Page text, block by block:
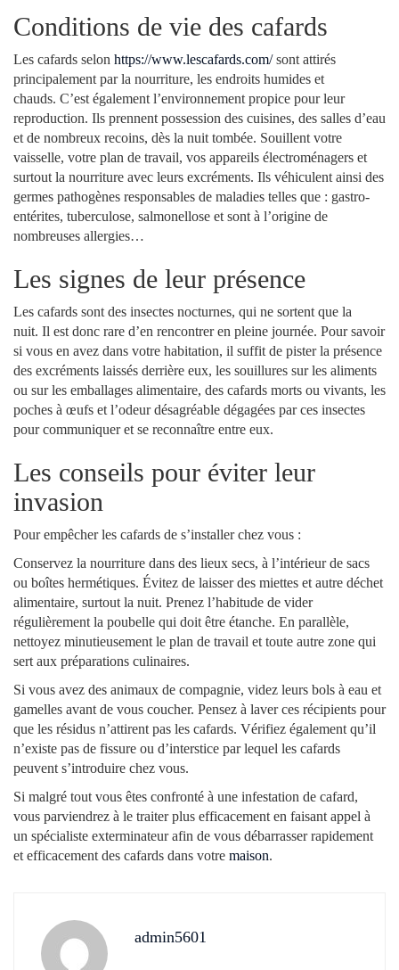
Conditions de vie des cafards
Les cafards selon https://www.lescafards.com/sont attirés
principalement par la nourriture, les endroits humides et
chauds. C’est également l’environnement propice pour leur
reproduction. Ils prennent possession des cuisines, des salles d’eau
et de nombreux recoins, dès la nuit tombée. Souillent votre
vaisselle, votre plan de travail, vos appareils électroménagers et
surtout la nourriture avec leurs excréments. Ils véhiculent ainsi des
germes pathogènes responsables de maladies telles que : gastro-
entérites, tuberculose, salmonellose et sont à l’origine de
nombreuses allergies…
Les signes de leur présence
Les cafards sont des insectes nocturnes, qui ne sortent que la
nuit. Il est donc rare d’en rencontrer en pleine journée. Pour savoir
si vous en avez dans votre habitation, il suffit de pister la présence
des excréments laissés derrière eux, les souillures sur les aliments
ou sur les emballages alimentaire, des cafards morts ou vivants, les
poches à œufs et l’odeur désagréable dégagées par ces insectes
pour communiquer et se reconnaître entre eux.
Les conseils pour éviter leur
invasion
Pour empêcher les cafards de s’installer chez vous :
Conservez la nourriture dans des lieux secs, à l’intérieur de sacs
ou boîtes hermétiques. Évitez de laisser des miettes et autre déchet
alimentaire, surtout la nuit. Prenez l’habitude de vider
régulièrement la poubelle qui doit être étanche. En parallèle,
nettoyez minutieusement le plan de travail et toute autre zone qui
sert aux préparations culinaires.
Si vous avez des animaux de compagnie, videz leurs bols à eau et
gamelles avant de vous coucher. Pensez à laver ces récipients pour
que les résidus n’attirent pas les cafards. Vérifiez également qu’il
n’existe pas de fissure ou d’interstice par lequel les cafards
peuvent s’introduire chez vous.
Si malgré tout vous êtes confronté à une infestation de cafard,
vous parviendrez à le traiter plus efficacement en faisant appel à
un spécialiste exterminateur afin de vous débarrasser rapidement
et efficacement des cafards dans votre maison.
admin5601